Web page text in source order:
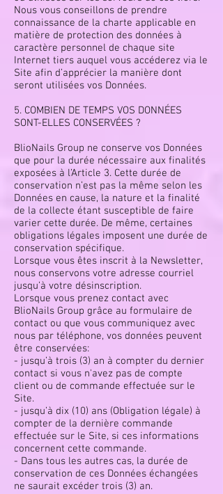
Nous vous conseillons de prendre
connaissance de la charte applicable en
matière de protection des données à
caractère personnel de chaque site
Internet tiers auquel vous accéderez via le
Site afin d’apprécier la manière dont
seront utilisées vos Données.
5. COMBIEN DE TEMPS VOS DONNÉES
SONT-ELLES CONSERVÉES ?
BlioNails Group ne conserve vos Données
que pour la durée nécessaire aux finalités
exposées à l’Article 3. Cette durée de
conservation n’est pas la même selon les
Données en cause, la nature et la finalité
de la collecte étant susceptible de faire
varier cette durée. De même, certaines
obligations légales imposent une durée de
conservation spécifique.
Lorsque vous êtes inscrit à la Newsletter,
nous conservons votre adresse courriel
jusqu’à votre désinscription.
Lorsque vous prenez contact avec
BlioNails Group grâce au formulaire de
contact ou que vous communiquez avec
nous par téléphone, vos données peuvent
être conservées:
- jusqu’à trois (3) an à compter du dernier
contact si vous n'avez pas de compte
client ou de commande effectuée sur le
Site.
- jusqu’à dix (10) ans (Obligation légale) à
compter de la dernière commande
effectuée sur le Site, si ces informations
concernent cette commande.
- Dans tous les autres cas, la durée de
conservation de ces Données échangées
ne saurait excéder trois (3) an.